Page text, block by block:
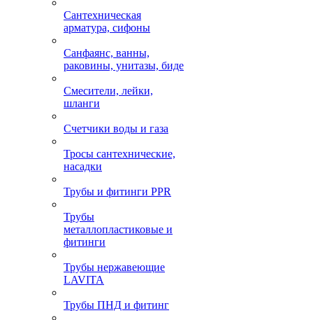
Сантехническая
арматура, сифоны
Санфаянс, ванны,
раковины, унитазы, биде
Смесители, лейки,
шланги
Счетчики воды и газа
Тросы сантехнические,
насадки
Трубы и фитинги PPR
Трубы
металлопластиковые и
фитинги
Трубы нержавеющие
LAVITA
Трубы ПНД и фитинг